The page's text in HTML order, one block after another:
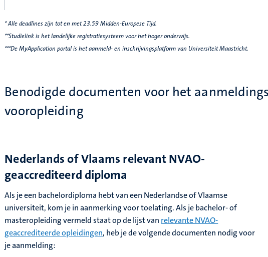
* Alle deadlines zijn tot en met 23.59 Midden-Europese Tijd.
**Studielink is het landelijke registratiesysteem voor het hoger onderwijs.
***De MyApplication portal is het aanmeld- en inschrijvingsplatform van Universiteit Maastricht.
Benodigde documenten voor het
vooropleiding
Nederlands of Vlaams relevant NVAO-
geaccrediteerd diploma
Als je een bachelordiploma hebt van een Nederlandse of Vlaamse
universiteit, kom je in aanmerking voor toelating. Als je bachelor- of
masteropleiding vermeld staat op de lijst van relevante NVAO-
geaccrediteerde opleidingen, heb je de volgende documenten nodig voor
je aanmelding: